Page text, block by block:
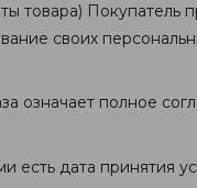
товара) Покупатель
своих
означает полное
дата принятия